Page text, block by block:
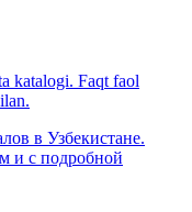
katalogi. Faqt faol
в Узбекистане.
и с подробной